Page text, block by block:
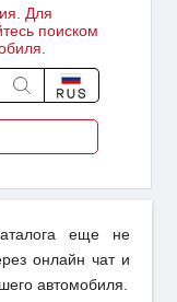
Для
поиском
еще не
онлайн чат и
автомобиля.